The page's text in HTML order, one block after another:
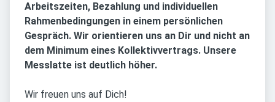
Arbeitszeiten, Bezahlung und individuellen
Rahmenbedingungen in einem persönlichen
Gespräch. Wir orientieren uns an Dir und nicht an
dem Minimum eines Kollektivvertrags. Unsere
Messlatte ist deutlich höher.
Wir freuen uns auf Dich!